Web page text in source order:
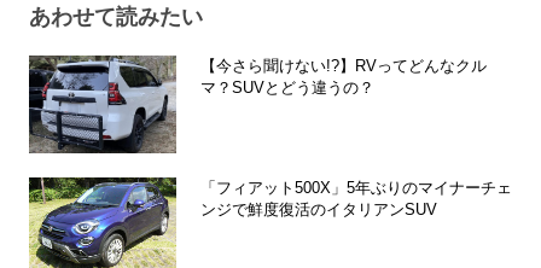
あわせて読みたい
【今さら聞けない!?】RVってどんなクル
マ？SUVとどう違うの？
「フィアット500X」5年ぶりのマイナーチェ
ンジで鮮度復活のイタリアンSUV